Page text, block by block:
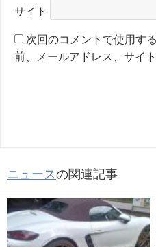
サイト
次回のコメントで使用す
前、メールアドレス、サイ
ニュースの関連記事